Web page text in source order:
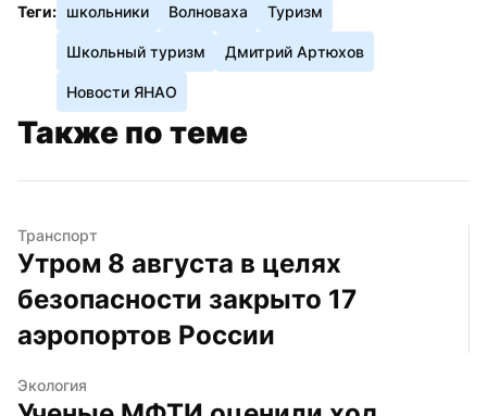
Теги: школьники Волноваха Туризм
Школьный туризм Дмитрий Артюхов
Новости ЯНАО
Также по теме
Транспорт
Утром 8 августа в целях
безопасности закрыто 17
аэропортов России
Экология